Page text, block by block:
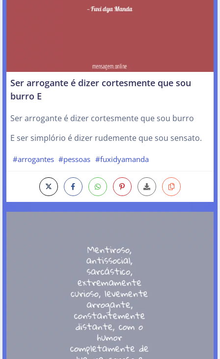
Ser arrogante é dizer cortesmente que sou
burro E
Ser arrogante é dizer cortesmente que sou burro
E ser simplório é dizer rudemente que sou sensato.
#arrogantes #pessoas #fuxidyamanda